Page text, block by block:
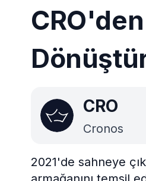
CRO
Cronos
2021'de sahneye